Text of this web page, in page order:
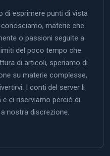
di esprimere punti di vista
materie che
o passioni seguite a
del poco tempo che
di articoli, speriamo di
su materie complesse,
I conti del server li
ci riserviamo perciò di
nostra discrezione.